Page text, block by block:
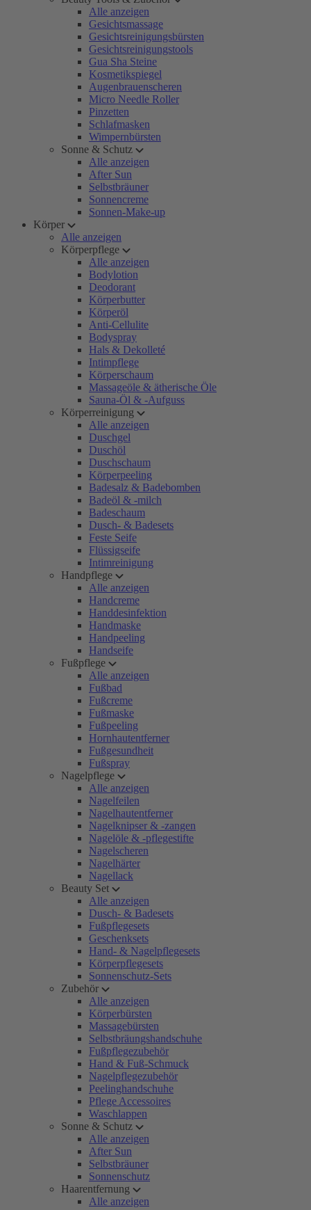
Alle anzeigen
Gesichtsmassage
Gesichtsreinigungsbürsten
Gesichtsreinigungstools
Gua Sha Steine
Kosmetikspiegel
Augenbrauenscheren
Micro Needle Roller
Pinzetten
Schlafmasken
Wimpernbürsten
Sonne & Schutz
Alle anzeigen
After Sun
Selbstbräuner
Sonnencreme
Sonnen-Make-up
Körper
Alle anzeigen
Körperpflege
Alle anzeigen
Bodylotion
Deodorant
Körperbutter
Körperöl
Anti-Cellulite
Bodyspray
Hals & Dekolleté
Intimpflege
Körperschaum
Massageöle & ätherische Öle
Sauna-Öl & -Aufguss
Körperreinigung
Alle anzeigen
Duschgel
Duschöl
Duschschaum
Körperpeeling
Badesalz & Badebomben
Badeöl & -milch
Badeschaum
Dusch- & Badesets
Feste Seife
Flüssigseife
Intimreinigung
Handpflege
Alle anzeigen
Handcreme
Handdesinfektion
Handmaske
Handpeeling
Handseife
Fußpflege
Alle anzeigen
Fußbad
Fußcreme
Fußmaske
Fußpeeling
Hornhautentferner
Fußgesundheit
Fußspray
Nagelpflege
Alle anzeigen
Nagelfeilen
Nagelhautentferner
Nagelknipser & -zangen
Nagelöle & -pflegestifte
Nagelscheren
Nagelhärter
Nagellack
Beauty Set
Alle anzeigen
Dusch- & Badesets
Fußpflegesets
Geschenksets
Hand- & Nagelpflegesets
Körperpflegesets
Sonnenschutz-Sets
Zubehör
Alle anzeigen
Körperbürsten
Massagebürsten
Selbstbräungshandschuhe
Fußpflegezubehör
Hand & Fuß-Schmuck
Nagelpflegezubehör
Peelinghandschuhe
Pflege Accessoires
Waschlappen
Sonne & Schutz
Alle anzeigen
After Sun
Selbstbräuner
Sonnenschutz
Haarentfernung
Alle anzeigen